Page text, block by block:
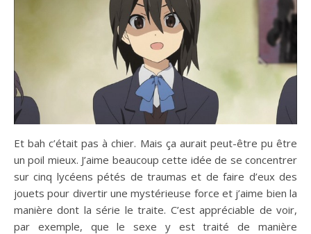
Et bah c’était pas à chier. Mais ça aurait peut-être pu être
un poil mieux. J’aime beaucoup cette idée de se concentrer
sur cinq lycéens pétés de traumas et de faire d’eux des
jouets pour divertir une mystérieuse force et j’aime bien la
manière dont la série le traite. C’est appréciable de voir,
par exemple, que le sexe y est traité de manière